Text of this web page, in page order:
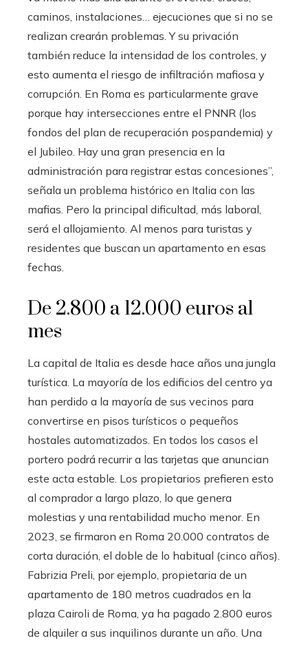
caminos, instalaciones… ejecuciones que si no se
realizan crearán problemas. Y su privación
también reduce la intensidad de los controles, y
esto aumenta el riesgo de infiltración mafiosa y
corrupción. En Roma es particularmente grave
porque hay intersecciones entre el PNNR (los
fondos del plan de recuperación pospandemia) y
el Jubileo. Hay una gran presencia en la
administración para registrar estas concesiones”,
señala un problema histórico en Italia con las
mafias. Pero la principal dificultad, más laboral,
será el allojamiento. Al menos para turistas y
residentes que buscan un apartamento en esas
fechas.
De 2.800 a 12.000 euros al
mes
La capital de Italia es desde hace años una jungla
turística. La mayoría de los edificios del centro ya
han perdido a la mayoría de sus vecinos para
convertirse en pisos turísticos o pequeños
hostales automatizados. En todos los casos el
portero podrá recurrir a las tarjetas que anuncian
este acta estable. Los propietarios prefieren esto
al comprador a largo plazo, lo que genera
molestias y una rentabilidad mucho menor. En
2023, se firmaron en Roma 20.000 contratos de
corta duración, el doble de lo habitual (cinco años).
Fabrizia Preli, por ejemplo, propietaria de un
apartamento de 180 metros cuadrados en la
plaza Cairoli de Roma, ya ha pagado 2.800 euros
de alquiler a sus inquilinos durante un año. Una